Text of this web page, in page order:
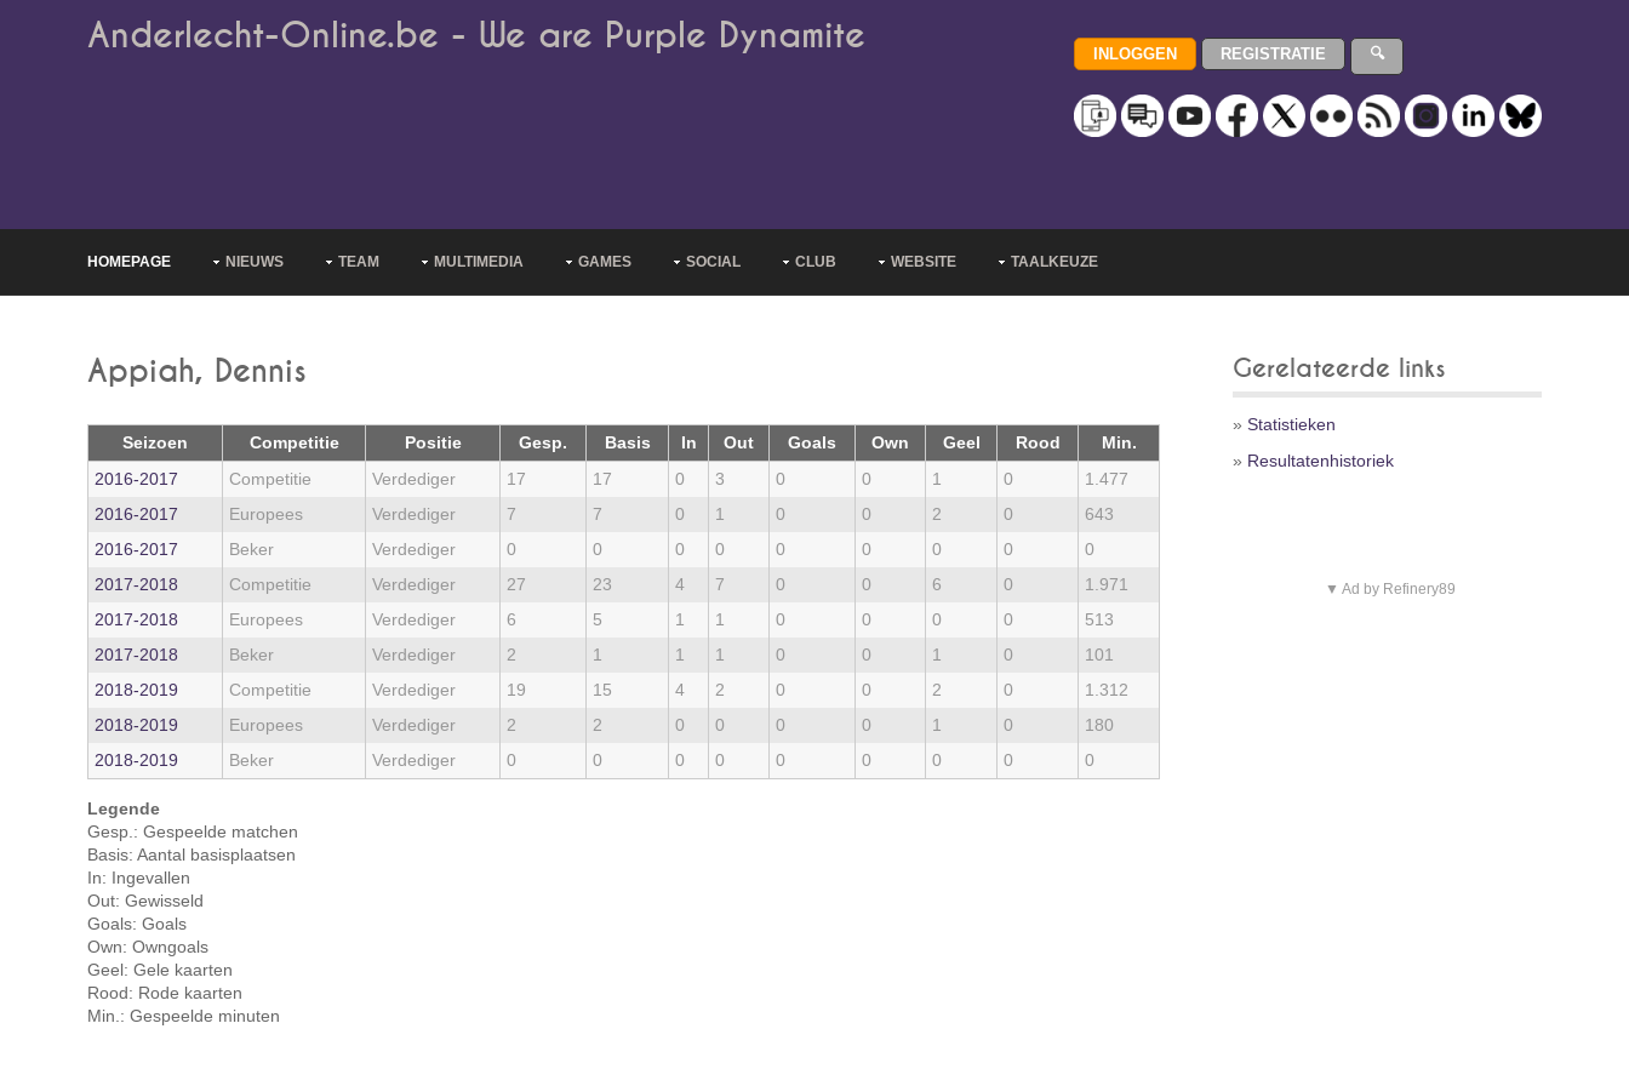
Anderlecht-Online.be - We are Purple Dynamite
HOMEPAGE NIEUWS TEAM MULTIMEDIA GAMES SOCIAL CLUB WEBSITE TAALKEUZE
Appiah, Dennis
Seizoen Competitie Positie Gesp. Basis In Out Goals Own Geel Rood
Min.
2016‑2017
Competitie Verdediger 17 17 0 3 0 0 1 0
1.477
2016‑2017
Europees Verdediger 7 7 0 1 0 0 2 0
643
2016‑2017
Beker Verdediger 0 0 0 0 0 0 0 0
0
2017‑2018
Competitie Verdediger 27 23 4 7 0 0 6 0
1.971
2017‑2018
Europees Verdediger 6 5 1 1 0 0 0 0
513
2017‑2018
Beker Verdediger 2 1 1 1 0 0 1 0
101
2018‑2019
Competitie Verdediger 19 15 4 2 0 0 2 0
1.312
2018‑2019
Europees Verdediger 2 2 0 0 0 0 1 0
180
2018‑2019
Beker Verdediger 0 0 0 0 0 0 0 0 0
Legende
Gesp.: Gespeelde matchen
Basis: Aantal basisplaatsen
In: Ingevallen
Out: Gewisseld
Goals: Goals
Own: Owngoals
Geel: Gele kaarten
Rood: Rode kaarten
Min.: Gespeelde minuten
Gerelateerde links
» Statistieken
» Resultatenhistoriek
▼ Ad by Refinery89